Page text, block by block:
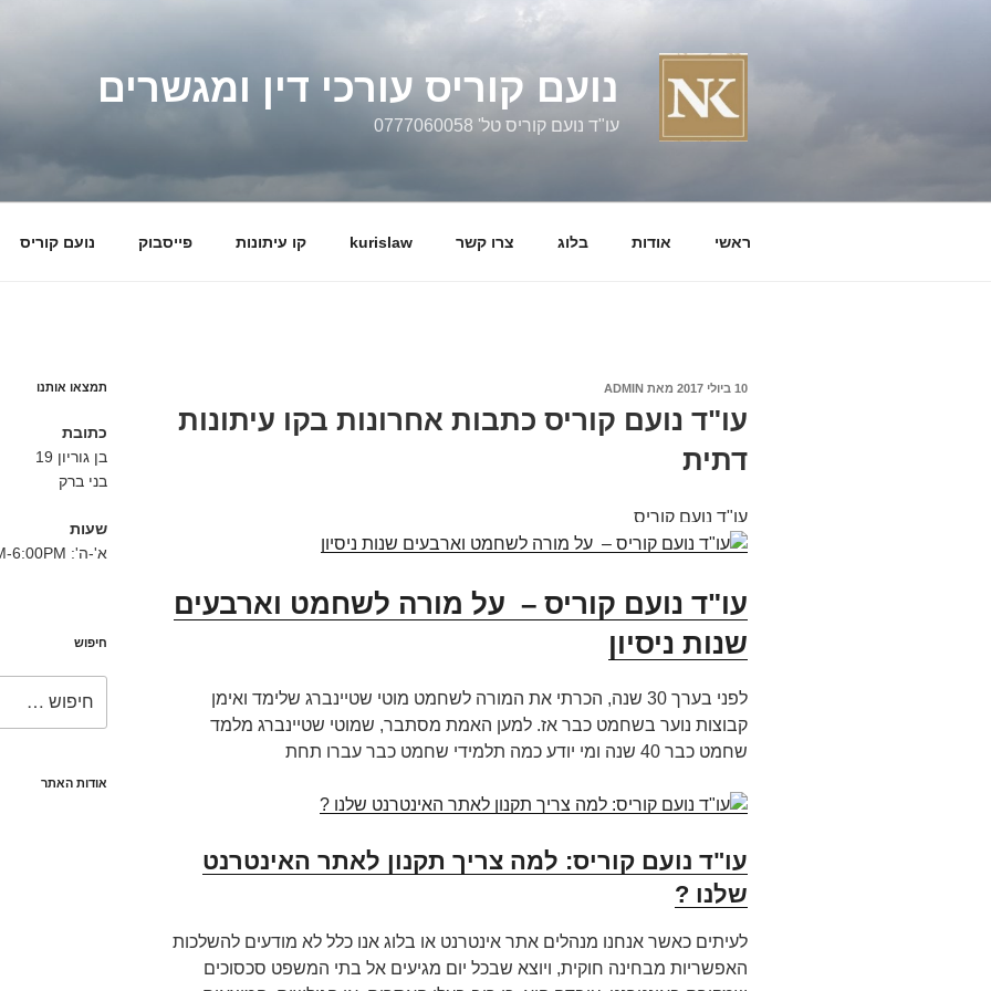
נועם קוריס עורכי דין ומגשרים
עו"ד נועם קוריס טל' 0777060058
ראשי אודות בלוג צרו קשר kurislaw קו עיתונות פייסבוק נועם קוריס
פורסם
10 ביולי 2017 מאת ADMIN
עו"ד נועם קוריס כתבות אחרונות בקו עיתונות
דתית
עו"ד נועם קוריס
עו"ד נועם קוריס – על מורה לשחמט וארבעים
שנות ניסיון
לפני בערך 30 שנה, הכרתי את המורה לשחמט מוטי שטיינברג שלימד ואימן
קבוצות נוער בשחמט כבר אז. למען האמת מסתבר, שמוטי שטיינברג מלמד
שחמט כבר 40 שנה ומי יודע כמה תלמידי שחמט כבר עברו תחת
עו"ד נועם קוריס: למה צריך תקנון לאתר האינטרנט
שלנו ?
לעיתים כאשר אנחנו מנהלים אתר אינטרנט או בלוג אנו כלל לא מודעים להשלכות
האפשריות מבחינה חוקית, ויוצא שבכל יום מגיעים אל בתי המשפט סכסוכים
תמצאו אותנו
כתובת
בן גוריון 19
בני ברק
שעות
א'-ה': 8:30AM-6:00PM
חיפוש
אודות האתר